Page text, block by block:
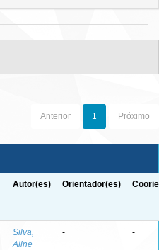
Anterior 1 Próximo
Autor(es) Orientador(es)
Silva,
Aline
- -